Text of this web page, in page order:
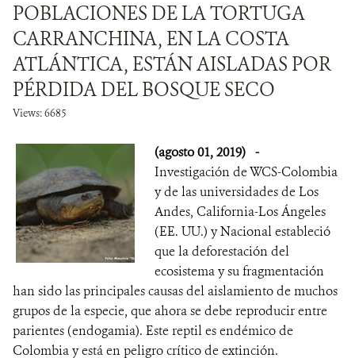
POBLACIONES DE LA TORTUGA
CARRANCHINA, EN LA COSTA
ATLÁNTICA, ESTÁN AISLADAS POR
PÉRDIDA DEL BOSQUE SECO
Views: 6685
(agosto 01, 2019) -
Investigación de WCS-Colombia
y de las universidades de Los
Andes, California-Los Ángeles
(EE. UU.) y Nacional estableció
que la deforestación del
ecosistema y su fragmentación
han sido las principales causas del aislamiento de muchos
grupos de la especie, que ahora se debe reproducir entre
parientes (endogamia). Este reptil es endémico de
Colombia y está en peligro crítico de extinción.